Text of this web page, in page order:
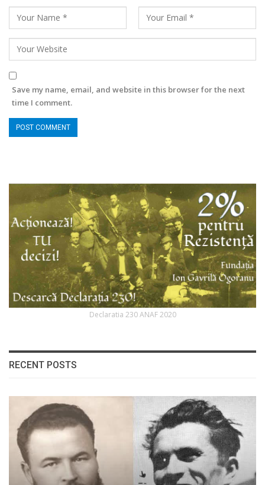
Save my name, email, and website in this browser for the next
time I comment.
Declaratia 230 ANAF 2020
RECENT POSTS